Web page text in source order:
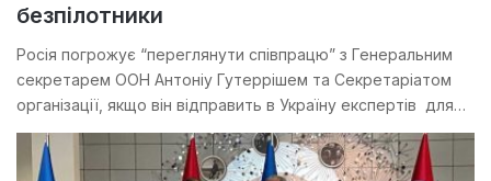
безпілотники
Росія погрожує “переглянути співпрацю” з Генеральним
секретарем ООН Антоніу Гутеррішем та Секретаріатом
організації, якщо він відправить в Україну експертів для…